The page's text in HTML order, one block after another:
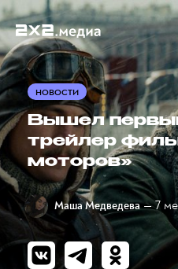
НОВОСТИ
Вышел
трейлер
моторов»
Маша Медведева — 7